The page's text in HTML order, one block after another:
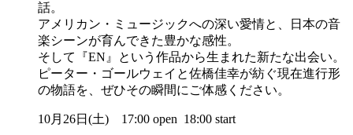
話。
アメリカン・ミュージックへの深い愛情と、日本の音
楽シーンが育んできた豊かな感性。
そして『EN』という作品から生まれた新たな出会い。
ピーター・ゴールウェイと佐橋佳幸が紡ぐ現在進行形
の物語を、ぜひその瞬間にご体感ください。
10月26日(土) 17:00 open 18:00 start